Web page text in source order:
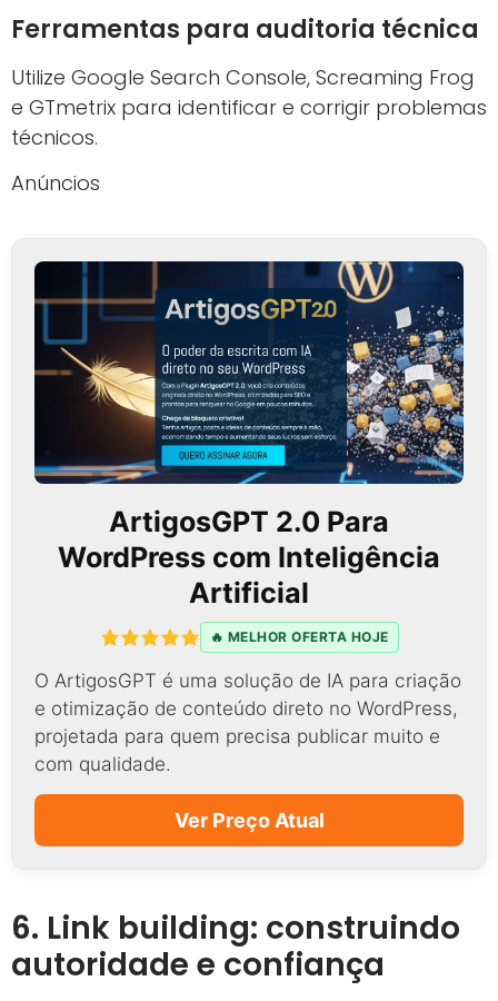
Ferramentas para auditoria técnica
Utilize Google Search Console, Screaming Frog
e GTmetrix para identificar e corrigir problemas
técnicos.
Anúncios
ArtigosGPT 2.0 Para
WordPress com Inteligência
Artificial
🔥 MELHOR OFERTA HOJE
O ArtigosGPT é uma solução de IA para criação
e otimização de conteúdo direto no WordPress,
projetada para quem precisa publicar muito e
com qualidade.
Ver Preço Atual
6. Link building: construindo
autoridade e confiança